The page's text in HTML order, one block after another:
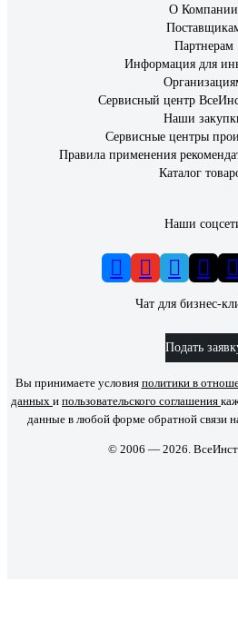
О Компании
Партнерам
Информация для
Сервисный центр
Наши
Сервисные центры
Правила применения
Каталог
Наши
Чат для бизнес-
Подать
Вы принимаете условия политики в
данных и пользовательского соглашения
данные в любой форме обратной связи
© 2006 — 2026.